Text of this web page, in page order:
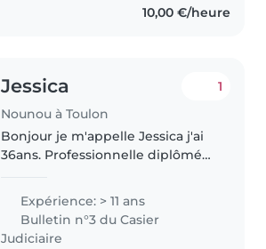
10,00 €/heure
Jessica
Nounou à Toulon
1
Bonjour je m'appelle Jessica j'ai
36ans. Professionnelle diplômée
d'expérience, j'ai exercé en
crèche, milieu scolaire,..
Expérience: > 11 ans
Bulletin n°3 du Casier
Judiciaire